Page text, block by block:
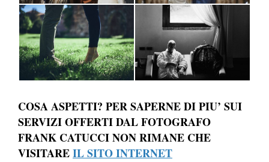
COSA ASPETTI? PER SAPERNE DI PIU’ SUI
SERVIZI OFFERTI DAL FOTOGRAFO
FRANK CATUCCI NON RIMANE CHE
VISITAREIL SITO INTERNET